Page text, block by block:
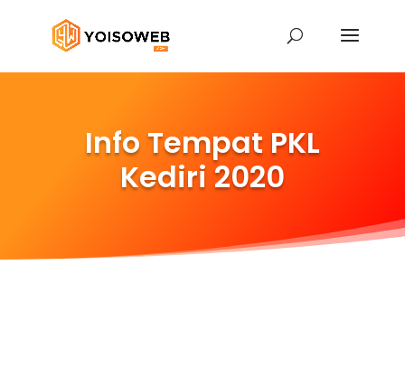
Info Tempat PKL
Kediri 2020